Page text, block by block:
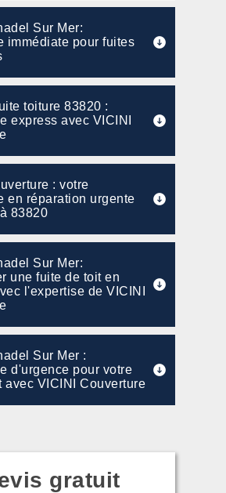
Sur Mer:
immédiate pour fuites
toiture 83820 :
express avec VICINI
: votre
en réparation urgente
83820
Sur Mer:
une fuite de toit en
l'expertise de VICINI
Sur Mer :
d'urgence pour votre
avec VICINI Couverture
gratuit